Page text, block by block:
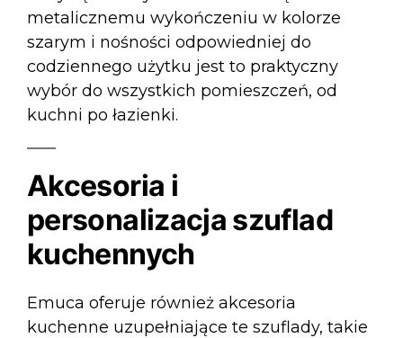
metalicznemu wykończeniu w kolorze
szarym i nośności odpowiedniej do
codziennego użytku jest to praktyczny
wybór do wszystkich pomieszczeń, od
kuchni po łazienki.
Akcesoria i
personalizacja szuflad
kuchennych
Emuca oferuje również akcesoria
kuchenne uzupełniające te szuflady, takie